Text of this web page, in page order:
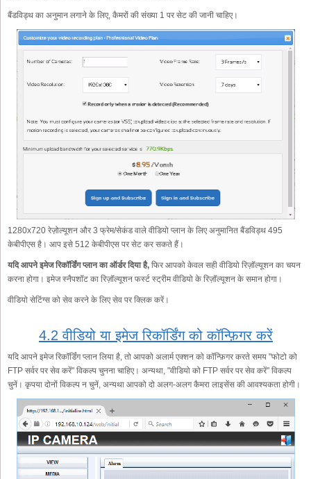
बैंडविड्थ का अनुमान लगाने के लिए, कैमरों की संख्या 1 पर सेट की जानी चाहिए।
1280x720 रेज़ोल्यूशन और 3 फ्रेम/सेकंड वाले वीडियो प्लान के लिए अनुमानित बैंडविड्थ 495
केबीपीएस है। आप इसे 512 केबीपीएस पर सेट कर सकते हैं।
यदि आपने इमेज रिकॉर्डिंग प्लान का ऑर्डर दिया है, फिर आपको केवल सही वीडियो रिज़ॉल्यूशन का चयन
करना होगा। इमेज स्नैपशॉट का रिज़ॉल्यूशन फर्स्ट स्ट्रीम वीडियो के रिज़ॉल्यूशन के समान होगा।
वीडियो सेटिंग्स को सेव करने के लिए सेव पर क्लिक करें।
4.2 वीडियो या इमेज रिकॉर्डिंग को कॉन्फ़िगर करें
यदि आपने इमेज रिकॉर्डिंग प्लान लिया है, तो आपको अलार्म एक्शन को कॉन्फ़िगर करते समय "फोटो को
FTP सर्वर पर सेव करें" विकल्प चुनना चाहिए। अन्यथा, "वीडियो को FTP सर्वर पर सेव करें" विकल्प
चुनें। कृपया दोनों विकल्प न चुनें, अन्यथा आपको दो अलग-अलग कैमरा लाइसेंस की आवश्यकता होगी।